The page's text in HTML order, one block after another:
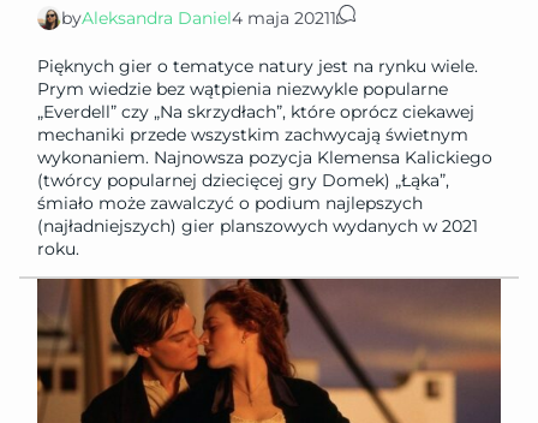
byAleksandra Daniel4 maja 20211
Pięknych gier o tematyce natury jest na rynku wiele.
Prym wiedzie bez wątpienia niezwykle popularne
„Everdell” czy „Na skrzydłach”, które oprócz ciekawej
mechaniki przede wszystkim zachwycają świetnym
wykonaniem. Najnowsza pozycja Klemensa Kalickiego
(twórcy popularnej dziecięcej gry Domek) „Łąka”,
śmiało może zawalczyć o podium najlepszych
(najładniejszych) gier planszowych wydanych w 2021
roku.